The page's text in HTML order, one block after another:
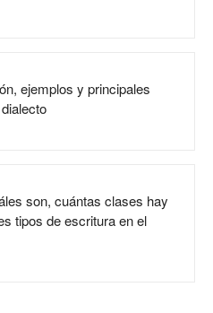
ejemplos y principales
son, cuántas clases hay
tipos de escritura en el